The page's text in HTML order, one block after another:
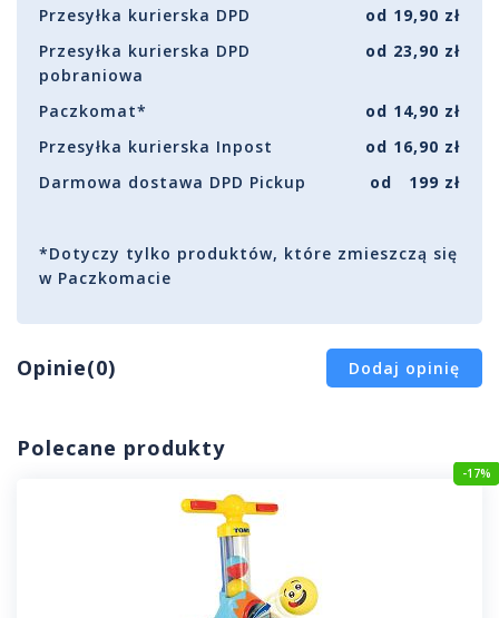
Przesyłka kurierska DPD
od 19,90 zł
Przesyłka kurierska DPD
pobraniowa
od 23,90 zł
Paczkomat*
od 14,90 zł
Przesyłka kurierska Inpost
od 16,90 zł
Darmowa dostawa DPD Pickup
od 199 zł
*Dotyczy tylko produktów, które zmieszczą się
w Paczkomacie
Opinie(0) Dodaj opinię
Polecane produkty
-17%